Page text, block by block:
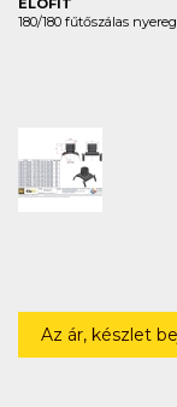
ELOFIT
180/180 fűtőszálas
Az ár, készlet